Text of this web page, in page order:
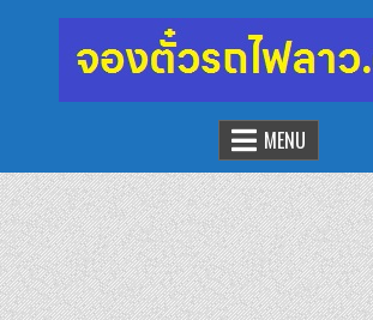
จองตั๋วรถไฟลาว-จีน
นั่งรถไฟเที่ยวประเทศลาว
MENU